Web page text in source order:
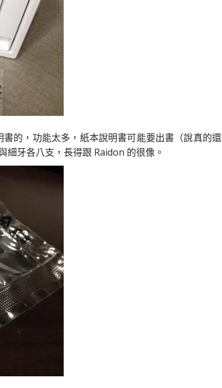
的，功能太多，紙本說明書可能要出書（說真的還
細牙各八支，長得跟 Raidon 的很像。